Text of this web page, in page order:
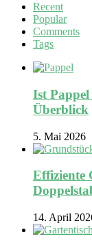
Recent
Popular
Comments
Tags
Ist
Überblick
5. Mai 2026
Effiziente
14. April